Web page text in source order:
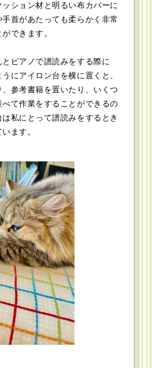
ション材と明るい布カバーに
首があたっても柔らかく非常
できます。
ピアノで譜読みをする際に
にアイロン台を横に置くと、
参考書籍を置いたり、いくつ
て作業をすることができるの
私にとって譜読みをするとき
ます。